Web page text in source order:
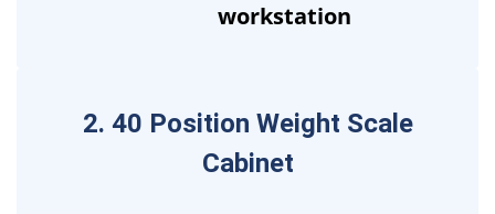
workstation
2. 40 Position Weight Scale
Cabinet